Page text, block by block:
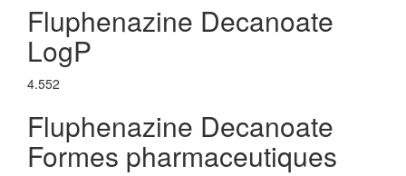
Fluphenazine Decanoate
LogP
4.552
Fluphenazine Decanoate
Formes pharmaceutiques